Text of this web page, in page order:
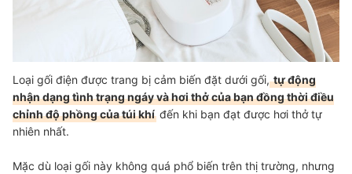
Loại gối điện được trang bị cảm biến đặt dưới gối,tự động
nhận dạng tình trạng ngáy và hơi thở của bạn đồng thời điều
chỉnh độ phồng của túi khí đến khi bạn đạt được hơi thở tự
nhiên nhất.
Mặc dù loại gối này không quá phổ biến trên thị trường, nhưng